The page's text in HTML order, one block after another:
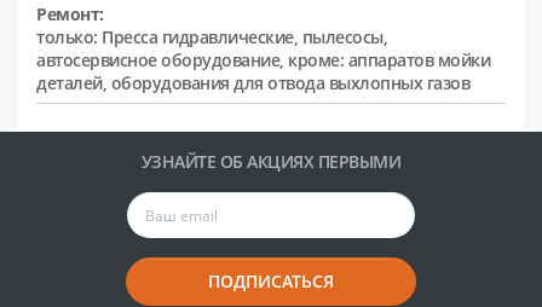
Ремонт:
только: Пресса гидравлические, пылесосы,
автосервисное оборудование, кроме: аппаратов мойки
деталей, оборудования для отвода выхлопных газов
УЗНАЙТЕ ОБ АКЦИЯХ ПЕРВЫМИ
ПОДПИСАТЬСЯ